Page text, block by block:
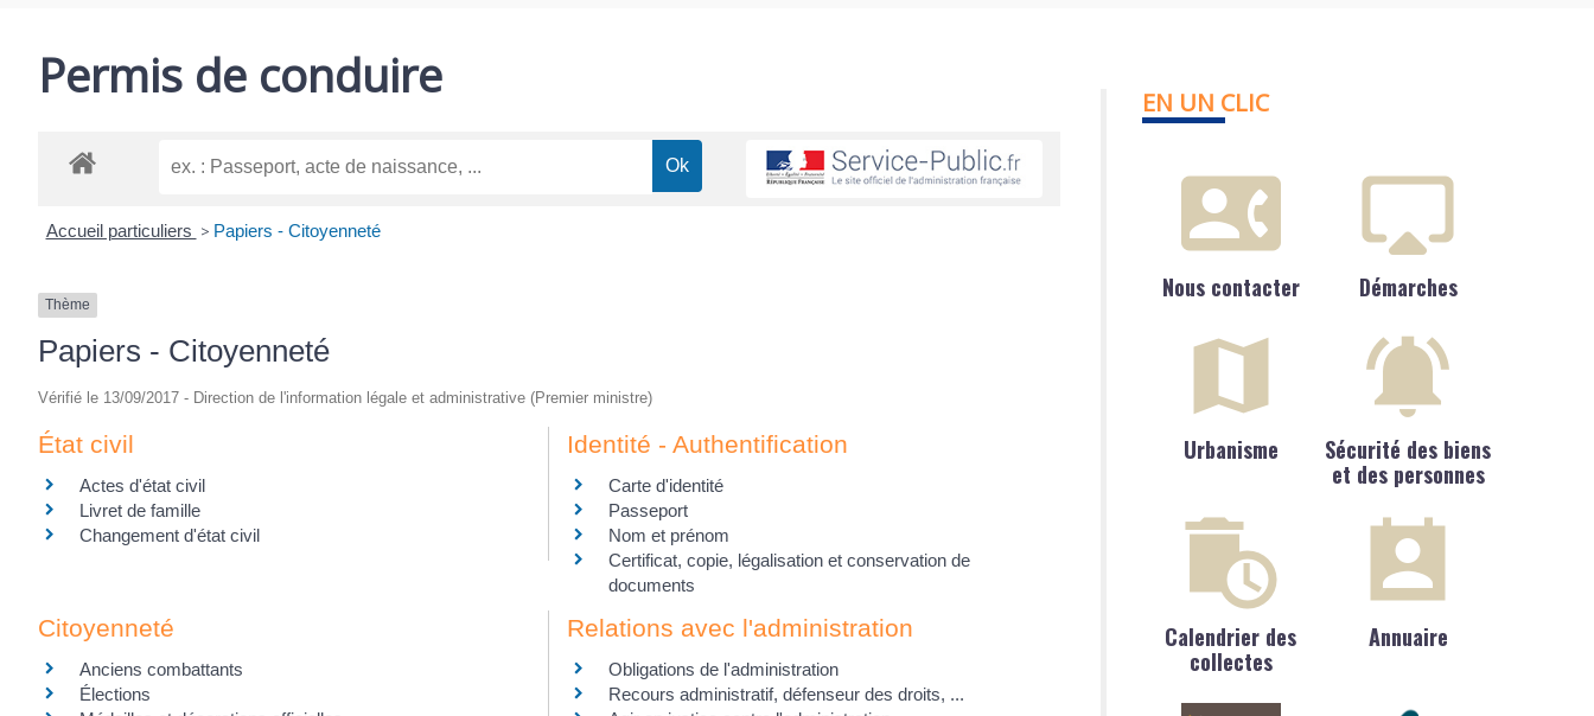
Permis de conduire
Accueil particuliers > Papiers - Citoyenneté
Thème
Papiers - Citoyenneté
Vérifié le 13/09/2017 - Direction de l'information légale et administrative (Premier ministre)
État civil
Actes d'état civil
Livret de famille
Changement d'état civil
Identité - Authentification
Carte d'identité
Passeport
Nom et prénom
Certificat, copie, légalisation et conservation de
documents
Citoyenneté
Anciens combattants
Élections
Relations avec l'administration
Obligations de l'administration
Recours administratif, défenseur des droits, ...
EN UN CLIC
Nous contacter Démarches
Urbanisme
Sécurité des biens
et des personnes
Calendrier des
collectes
Annuaire